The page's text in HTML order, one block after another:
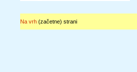
Na vrh(začetne) strani